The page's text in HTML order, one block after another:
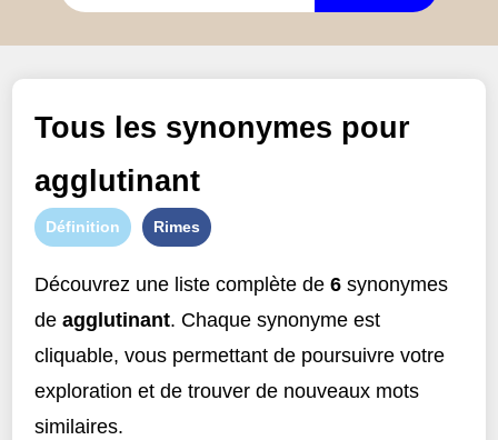
Tous les synonymes pour
agglutinant
Définition Rimes
Découvrez une liste complète de6 synonymes
deagglutinant. Chaque synonyme est
cliquable, vous permettant de poursuivre votre
exploration et de trouver de nouveaux mots
similaires.